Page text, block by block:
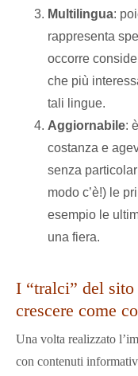
Multilingua:
rappresenta
occorre
che più
tali lingue.
Aggiornabile:
costanza e
senza
modo c’è!) le
esempio le
una fiera.
I “tralci” del
crescere come
Una volta realizzato
con contenuti